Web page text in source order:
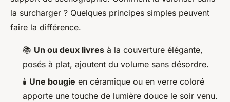
la surcharger ? Quelques principes simples peuvent
faire la différence.
📚 Un ou deux livres à la couverture élégante,
posés à plat, ajoutent du volume sans désordre.
🕯️ Une bougie en céramique ou en verre coloré
apporte une touche de lumière douce le soir venu.